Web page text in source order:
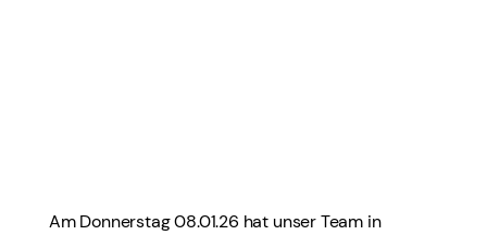
Am Donnerstag 08.01.26 hat unser Team in